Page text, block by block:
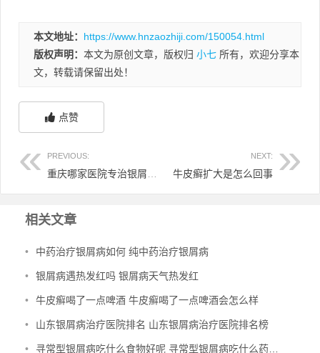
本文地址： https://www.hnzaozhiji.com/150054.html
版权声明： 本文为原创文章，版权归 小七 所有，欢迎分享本
文，转载请保留出处！
点赞
PREVIOUS: NEXT:
牛皮癣扩大是怎么回事
相关文章
• 中药治疗银屑病如何 纯中药治疗银屑病
• 银屑病遇热发红吗 银屑病天气热发红
• 牛皮癣喝了一点啤酒 牛皮癣喝了一点啤酒会怎么样
• 山东银屑病治疗医院排名 山东银屑病治疗医院排名榜
• 寻常型银屑病吃什么食物好呢 寻常型银屑病吃什么药效果好